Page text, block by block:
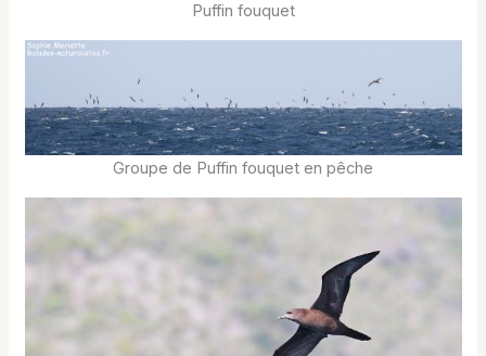
Puffin fouquet
Groupe de Puffin fouquet en pêche